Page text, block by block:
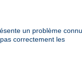
un problème connu
correctement les